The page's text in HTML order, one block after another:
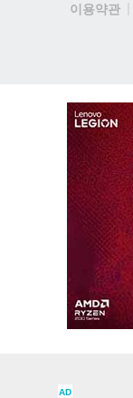
이용약관
AD